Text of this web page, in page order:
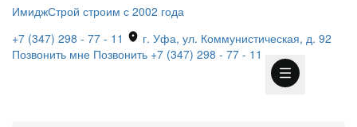
ИмиджСтрой строим с 2002 года
+7 (347) 298 - 77 - 11
г. Уфа, ул. Коммунистическая, д. 92
Позвонить мне Позвонить +7 (347) 298 - 77 - 11